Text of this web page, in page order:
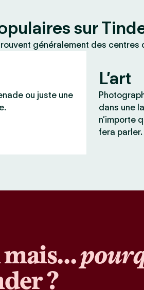
sur
généralement des centres
ou juste une
L’art
dans une
n’importe
fera parler.
mais…
?